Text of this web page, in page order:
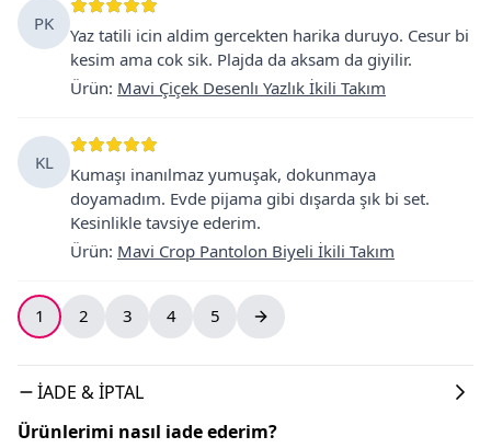
PK
Yaz tatili icin aldim gercekten harika duruyo. Cesur bi
kesim ama cok sik. Plajda da aksam da giyilir.
Ürün: Mavi Çiçek Desenlı Yazlık İkili Takım
KL
Kumaşı inanılmaz yumuşak, dokunmaya
doyamadım. Evde pijama gibi dışarda şık bi set.
Kesinlikle tavsiye ederim.
Ürün: Mavi Crop Pantolon Biyeli İkili Takım
1 2 3 4 5
İADE & İPTAL
Ürünlerimi nasıl iade ederim?